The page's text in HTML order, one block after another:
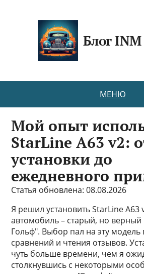
Блог
МЕНЮ
Мой опыт
StarLine A63 v2:
установки до
ежедневного
Статья обновлена: 08.08.2026
Я решил установить StarLine A63
автомобиль – старый, но верный
Гольф". Выбор пал на эту модель
сравнений и чтения отзывов.
чуть больше времени, чем я
столкнувшись с некоторыми